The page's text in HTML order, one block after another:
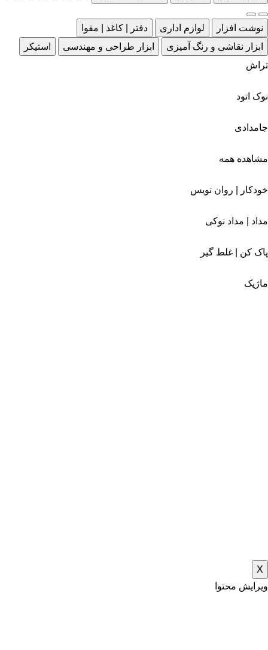
نوشت افزار لوازم اداری
دفتر | کاغذ | مقوا
ابزار نقاشی و رنگ آمیزی
ابزار طراحی و مهندسی
استیکر
تراش
نوک اتود
جامدادی
مشاهده همه
خودکار | روان نویس
مداد | مداد نوکی
پاک کن | غلط گیر
ماژیک
X
ویرایش محتوا